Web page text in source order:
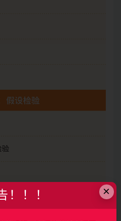
×
！！！